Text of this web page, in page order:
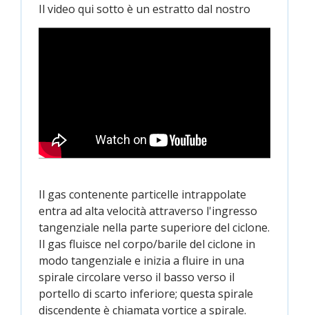
Il video qui sotto è un estratto dal nostro
Il gas contenente particelle intrappolate
entra ad alta velocità attraverso l'ingresso
tangenziale nella parte superiore del ciclone.
Il gas fluisce nel corpo/barile del ciclone in
modo tangenziale e inizia a fluire in una
spirale circolare verso il basso verso il
portello di scarto inferiore; questa spirale
discendente è chiamata vortice a spirale.